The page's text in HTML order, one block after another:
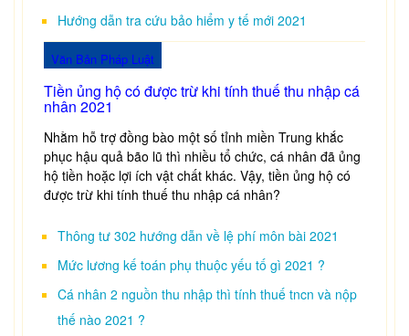
Hướng dẫn tra cứu bảo hiểm y tế mới 2021
Văn Bản Pháp Luật
Tiền ủng hộ có được trừ khi tính thuế thu nhập cá
nhân 2021
Nhằm hỗ trợ đồng bào một số tỉnh miền Trung khắc
phục hậu quả bão lũ thì nhiều tổ chức, cá nhân đã ủng
hộ tiền hoặc lợi ích vật chất khác. Vậy, tiền ủng hộ có
được trừ khi tính thuế thu nhập cá nhân?
Thông tư 302 hướng dẫn về lệ phí môn bài 2021
Mức lương kế toán phụ thuộc yếu tố gì 2021 ?
Cá nhân 2 nguồn thu nhập thì tính thuế tncn và nộp
thế nào 2021 ?